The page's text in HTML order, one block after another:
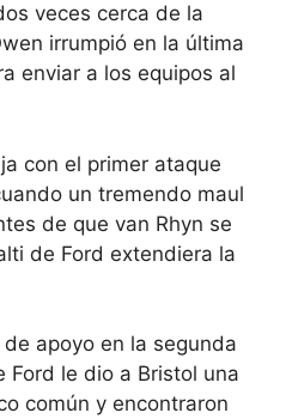
veces cerca de la
irrumpió en la última
enviar a los equipos al
con el primer ataque
un tremendo maul
de que van Rhyn se
de Ford extendiera la
apoyo en la segunda
le dio a Bristol una
común y encontraron